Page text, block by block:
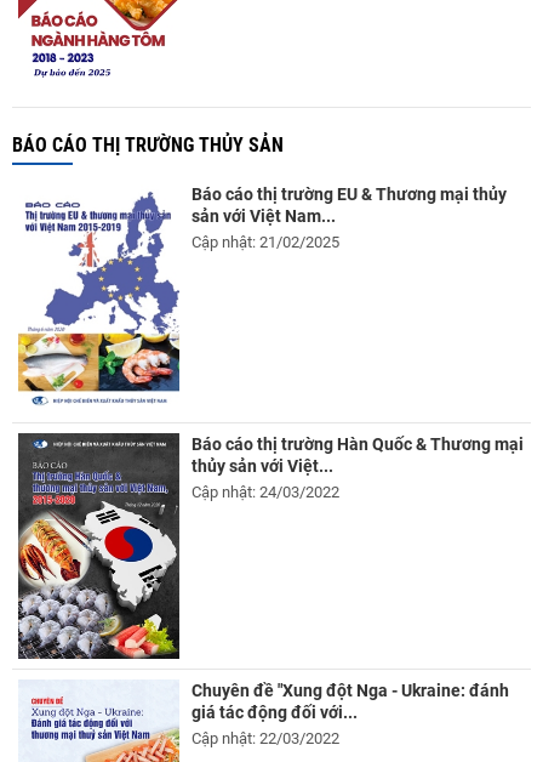
BÁO CÁO THỊ TRƯỜNG THỦY SẢN
Báo cáo thị trường EU & Thương mại thủy
sản với Việt Nam...
Cập nhật: 21/02/2025
Báo cáo thị trường Hàn Quốc & Thương mại
thủy sản với Việt...
Cập nhật: 24/03/2022
Chuyên đề "Xung đột Nga - Ukraine: đánh
giá tác động đối với...
Cập nhật: 22/03/2022